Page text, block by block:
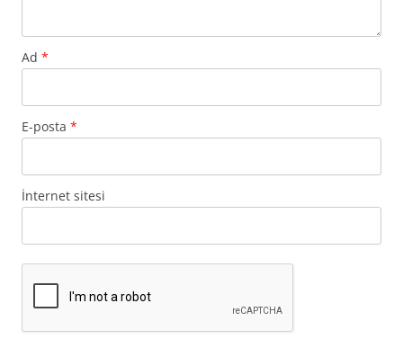
Ad *
E-posta *
İnternet sitesi